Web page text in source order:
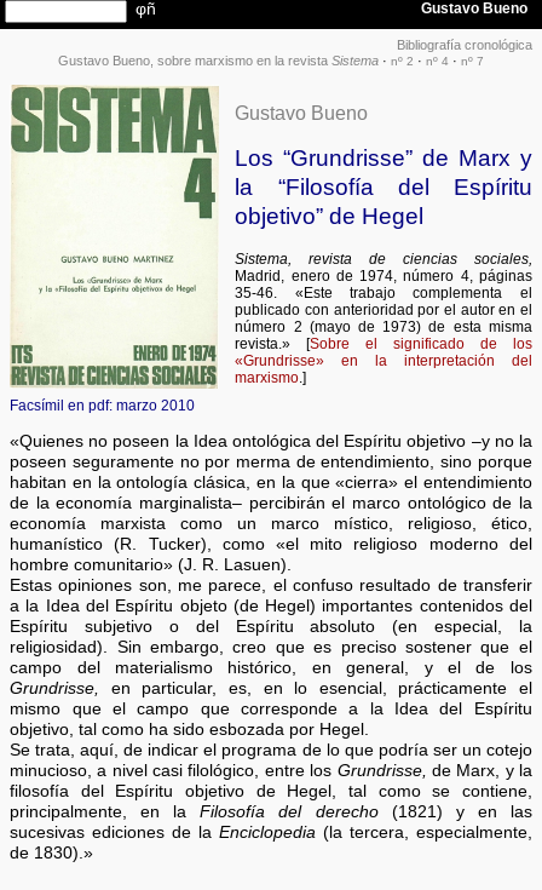
Bibliografía cronológica
Gustavo Bueno, sobre marxismo en la revista Sistema · nº 2 · nº 4 · nº 7
Gustavo Bueno
Los “Grundrisse” de Marx y
la “Filosofía del Espíritu
objetivo” de Hegel
Sistema, revista de ciencias sociales,
Madrid, enero de 1974, número 4, páginas
35-46. «Este trabajo complementa el
publicado con anterioridad por el autor en el
número 2 (mayo de 1973) de esta misma
revista.» [Sobre el significado de los
«Grundrisse» en la interpretación del
marxismo .]
Facsímil en pdf: marzo 2010
«Quienes no poseen la Idea ontológica del Espíritu objetivo –y no la
poseen seguramente no por merma de entendimiento, sino porque
habitan en la ontología clásica, en la que «cierra» el entendimiento
de la economía marginalista– percibirán el marco ontológico de la
economía marxista como un marco místico, religioso, ético,
humanístico (R. Tucker), como «el mito religioso moderno del
hombre comunitario» (J. R. Lasuen).
Estas opiniones son, me parece, el confuso resultado de transferir
a la Idea del Espíritu objeto (de Hegel) importantes contenidos del
Espíritu subjetivo o del Espíritu absoluto (en especial, la
religiosidad). Sin embargo, creo que es preciso sostener que el
campo del materialismo histórico, en general, y el de los
Grundrisse, en particular, es, en lo esencial, prácticamente el
mismo que el campo que corresponde a la Idea del Espíritu
objetivo, tal como ha sido esbozada por Hegel.
Se trata, aquí, de indicar el programa de lo que podría ser un cotejo
minucioso, a nivel casi filológico, entre los Grundrisse, de Marx, y la
filosofía del Espíritu objetivo de Hegel, tal como se contiene,
principalmente, en laFilosofía del derecho(1821) y en las
sucesivas ediciones de la Enciclopedia(la tercera, especialmente,
de 1830).»